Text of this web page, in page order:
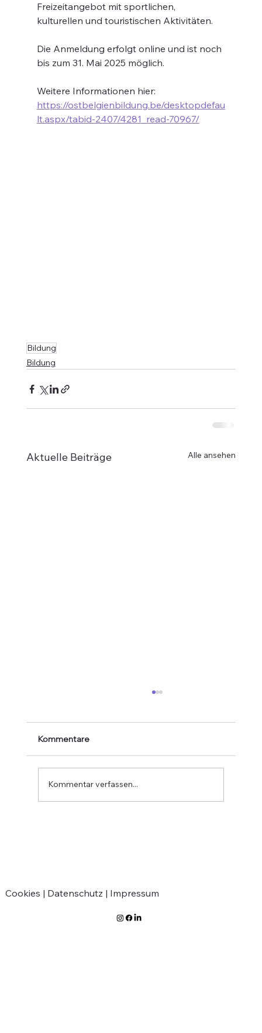
Freizeitangebot mit sportlichen,
kulturellen und touristischen Aktivitäten.
Die Anmeldung erfolgt online und ist noch
bis zum 31. Mai 2025 möglich.
Weitere Informationen hier:
https://ostbelgienbildung.be/desktopdefau
lt.aspx/tabid-2407/4281_read-70967/
Bildung
Bildung
Aktuelle Beiträge Alle ansehen
Kommentare
Kommentar verfassen...
Cookies | Datenschutz | Impressum